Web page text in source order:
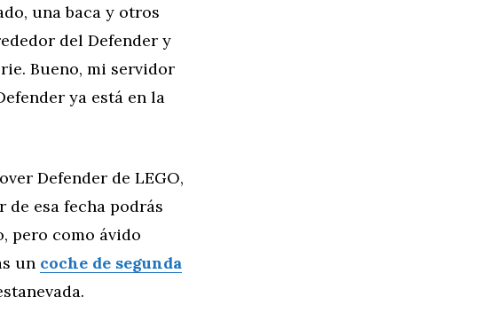
una baca y otros
del Defender y
Bueno, mi servidor
ya está en la
Defender de LEGO,
esa fecha podrás
pero como ávido
un coche de segunda